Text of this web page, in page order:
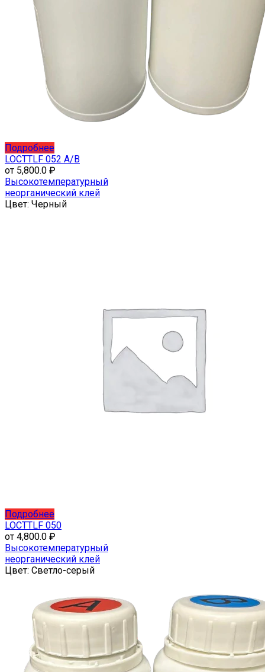
ПодробнееЭтот
товар
имеет
несколько
вариаций.
Опции
LOCTTLF 052 A/B
от 5,800.0 ₽
Высокотемпературный
неорганический клей
Цвет: Черный
ПодробнееЭтот
товар
имеет
несколько
вариаций.
Опции
на
странице
товара.
LOCTTLF 050
от 4,800.0 ₽
Высокотемпературный
неорганический клей
Цвет: Светло-серый